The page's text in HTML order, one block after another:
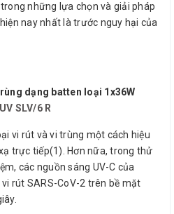
những lựa chọn và giải pháp
nay nhất là trước nguy hại của
dạng batten loại 1x36W
SLV/6 R
vi rút và vi trùng một cách hiệu
trực tiếp(1). Hơn nữa, trong thử
các nguồn sáng UV-C của
rút SARS-CoV-2 trên bề mặt